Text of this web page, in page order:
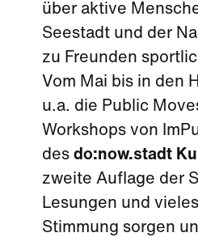
über aktive
Seestadt und der
zu Freunden
Vom Mai bis in den
u.a. die Public
Workshops von
des do:now.stadt
zweite Auflage der
Lesungen und
Stimmung sorgen